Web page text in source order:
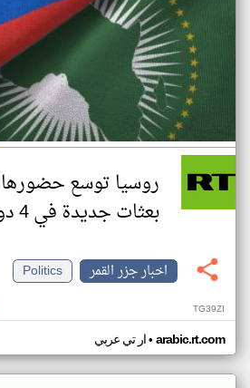
روسيا توسع حضورها
بعثات جديدة في 4 دول أفريقية
اخبار جزر القمر
Politics
TG39ZI
ار تي عربي• arabic.rt.com